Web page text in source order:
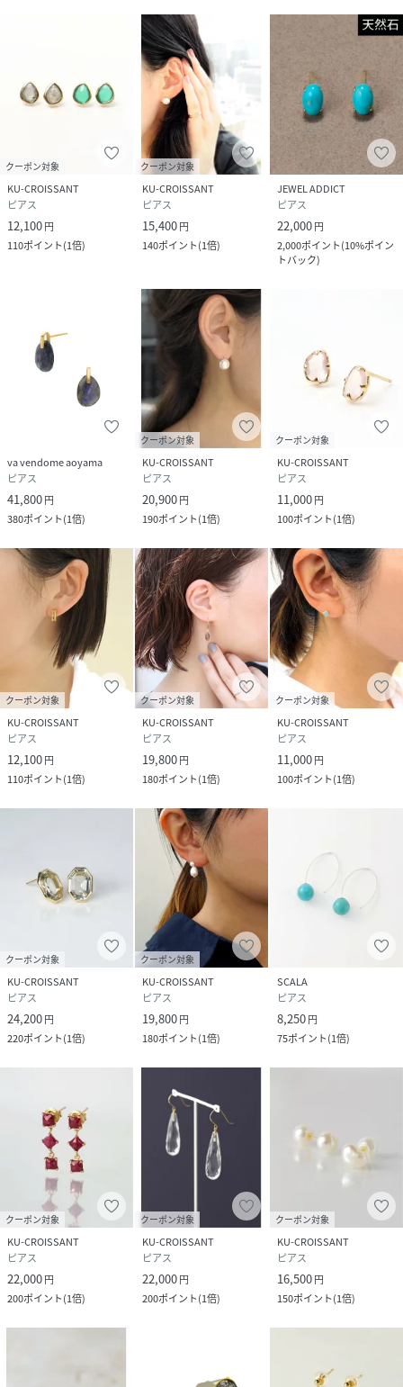
クーポン対象
KU-CROISSANT
ピアス
12,100円
110ポイント(1倍)
クーポン対象
KU-CROISSANT
ピアス
15,400円
140ポイント(1倍)
JEWEL ADDICT
ピアス
22,000円
2,000ポイント(10%ポイン
トバック)
va vendome aoyama
ピアス
41,800円
380ポイント(1倍)
クーポン対象
KU-CROISSANT
ピアス
20,900円
190ポイント(1倍)
クーポン対象
KU-CROISSANT
ピアス
11,000円
100ポイント(1倍)
クーポン対象
KU-CROISSANT
ピアス
12,100円
110ポイント(1倍)
クーポン対象
KU-CROISSANT
ピアス
19,800円
180ポイント(1倍)
クーポン対象
KU-CROISSANT
ピアス
11,000円
100ポイント(1倍)
クーポン対象
KU-CROISSANT
ピアス
24,200円
220ポイント(1倍)
クーポン対象
KU-CROISSANT
ピアス
19,800円
180ポイント(1倍)
SCALA
ピアス
8,250円
75ポイント(1倍)
クーポン対象
KU-CROISSANT
ピアス
22,000円
200ポイント(1倍)
クーポン対象
KU-CROISSANT
ピアス
22,000円
200ポイント(1倍)
クーポン対象
KU-CROISSANT
ピアス
16,500円
150ポイント(1倍)